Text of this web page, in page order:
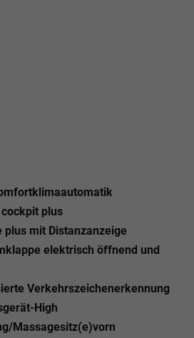
plus
mit Distanzanzeige
elektrisch öffnend und
Verkehrszeichenerkennung
High
Massagesitz(e)vorn